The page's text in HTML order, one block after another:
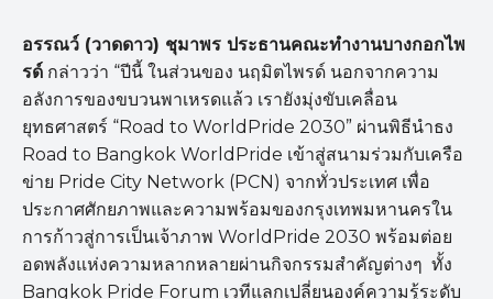
อรรณว์ (วาดดาว) ชุมาพร ประธานคณะทำงานบางกอกไพ
รด์ กล่าวว่า “ปีนี้ ในส่วนของ นฤมิตไพรด์ นอกจากความ
อลังการของขบวนพาเหรดแล้ว เรายังมุ่งขับเคลื่อน
ยุทธศาสตร์ “Road to WorldPride 2030” ผ่านพิธีนำธง
Road to Bangkok WorldPride เข้าสู่สนามร่วมกับเครือ
ข่าย Pride City Network (PCN) จากทั่วประเทศ เพื่อ
ประกาศศักยภาพและความพร้อมของกรุงเทพมหานครใน
การก้าวสู่การเป็นเจ้าภาพ WorldPride 2030 พร้อมต่อย
อดพลังแห่งความหลากหลายผ่านกิจกรรมสำคัญต่างๆ ทั้ง
Bangkok Pride Forum เวทีแลกเปลี่ยนองค์ความรู้ระดับ